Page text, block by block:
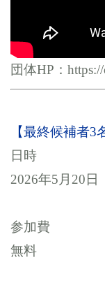
団体HP：
【最終候補者3
日時
2026年5月20日
参加費
無料